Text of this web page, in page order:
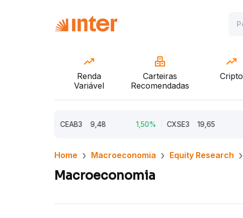
Renda
Variável
Carteiras
Recomendadas
Cripto
9,48 CXSE3 19,65
Home Macroeconomia Equity Research
Macroeconomia